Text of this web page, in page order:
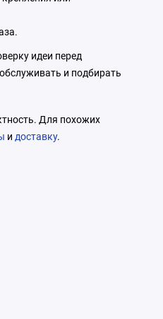
идеи перед
и подбирать
Для похожих
идоставку.